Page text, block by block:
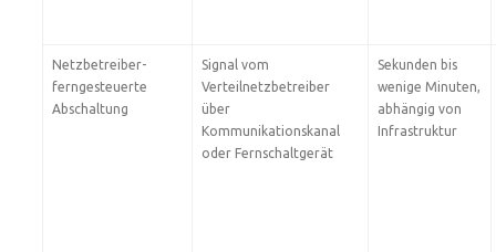
Netzbetreiber-
ferngesteuerte
Abschaltung
Signal vom
Verteilnetzbetreiber
über
Kommunikationskanal
oder Fernschaltgerät
Sekunden bis
wenige Minuten,
abhängig von
Infrastruktur